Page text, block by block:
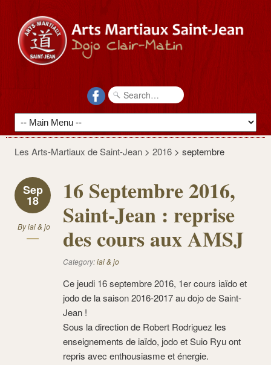
Les Arts-Martiaux de Saint-Jean > 2016 > septembre
Sep
18
Byiai & jo
16 Septembre 2016,
Saint-Jean : reprise
des cours aux AMSJ
Category:iai & jo
Ce jeudi 16 septembre 2016, 1er cours iaïdo et
jodo de la saison 2016-2017 au dojo de Saint-
Jean !
Sous la direction de Robert Rodriguez les
enseignements de iaïdo, jodo et Suio Ryu ont
repris avec enthousiasme et énergie.